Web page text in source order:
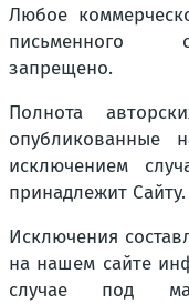
Любое
письменного
запрещено.
Полнота
опубликованные
исключением
принадлежит Сайту.
Исключения
на нашем сайте
случае под